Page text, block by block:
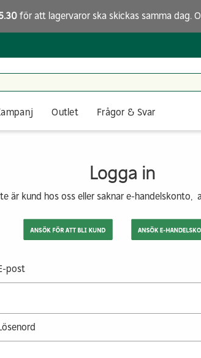
för att lagervaror ska skickas samma dag.
Outlet Frågor & Svar
Logga in
är kund hos oss eller saknar e-handelskonto,
post